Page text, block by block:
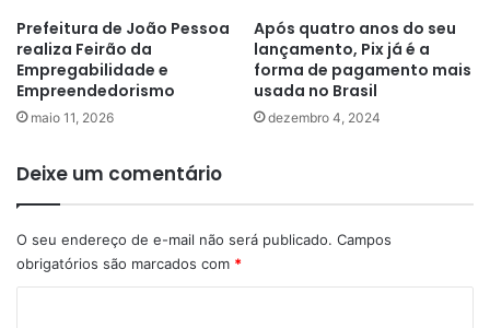
Prefeitura de João Pessoa
realiza Feirão da
Empregabilidade e
Empreendedorismo
maio 11, 2026
Após quatro anos do seu
lançamento, Pix já é a
forma de pagamento mais
usada no Brasil
dezembro 4, 2024
Deixe um comentário
O seu endereço de e-mail não será publicado. Campos
obrigatórios são marcados com *